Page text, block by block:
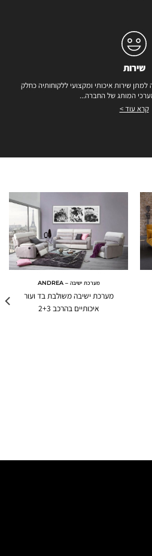
שירות
שירות איכותי ומקצועי ללקוחותיה כחלק
המותג של החברה...
קרא עוד >
מערכת ישיבה – ANDREA
מערכת ישיבה משולבת בד ועור
איכותיים בהרכב 2+3